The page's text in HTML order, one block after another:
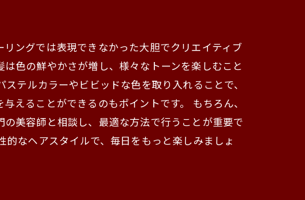
ングでは表現できなかった大胆でクリエイティブ
色の鮮やかさが増し、様々なトーンを楽しむこと
テルカラーやビビッドな色を取り入れることで、
えることができるのもポイントです。 もちろん、
美容師と相談し、最適な方法で行うことが重要で
なヘアスタイルで、毎日をもっと楽しみましょ